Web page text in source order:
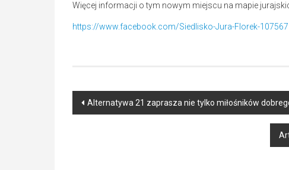
Więcej informacji o tym nowym miejscu na mapie
https://www.facebook.com/Siedlisko-Jura-Florek-
Post
Alternatywa 21 zaprasza nie tylko miłośników